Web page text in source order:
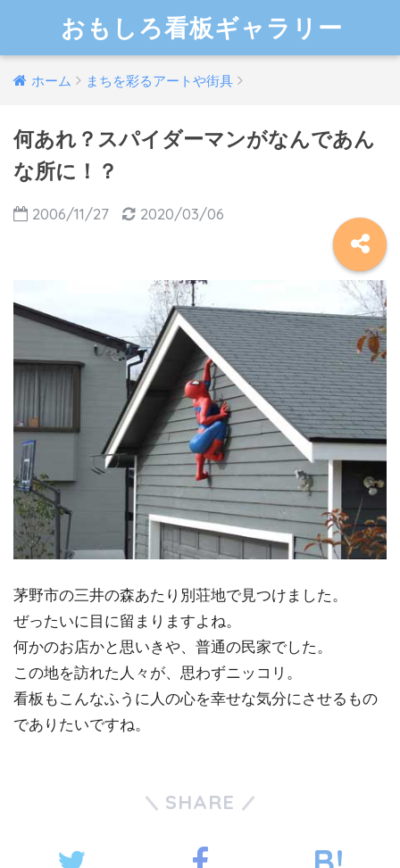
おもしろ看板ギャラリー
ホーム まちを彩るアートや街具
何あれ？スパイダーマンがなんであん
な所に！？
2006/11/27 2020/03/06
茅野市の三井の森あたり別荘地で見つけました。
ぜったいに目に留まりますよね。
何かのお店かと思いきや、普通の民家でした。
この地を訪れた人々が、思わずニッコリ。
看板もこんなふうに人の心を幸せな気分にさせるもの
でありたいですね。
SHARE